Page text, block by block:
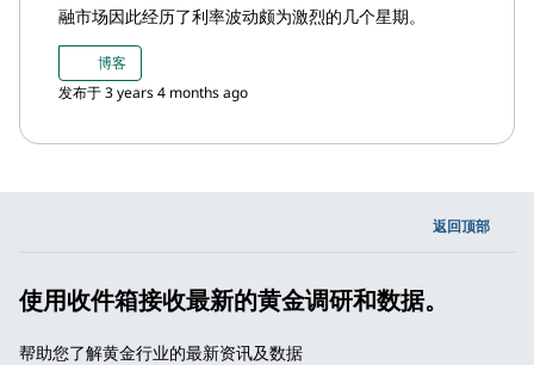
融市场因此经历了利率波动颇为激烈的几个星期。
博客
发布于 3 years 4 months ago
返回顶部
使用收件箱接收最新的黄金调研和数据。
帮助您了解黄金行业的最新资讯及数据